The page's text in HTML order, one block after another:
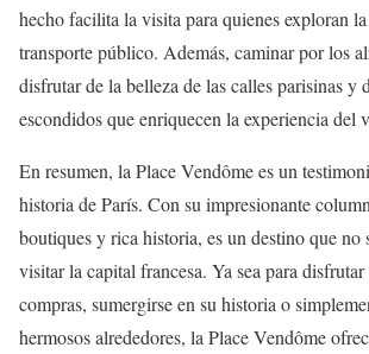
hecho facilita la visita para quienes exploran
transporte público. Además, caminar por los
disfrutar de la belleza de las calles parisinas y
escondidos que enriquecen la experiencia del
En resumen, la Place Vendôme es un
historia de París. Con su impresionante
boutiques y rica historia, es un destino que no
visitar la capital francesa. Ya sea para
compras, sumergirse en su historia o
hermosos alrededores, la Place Vendôme